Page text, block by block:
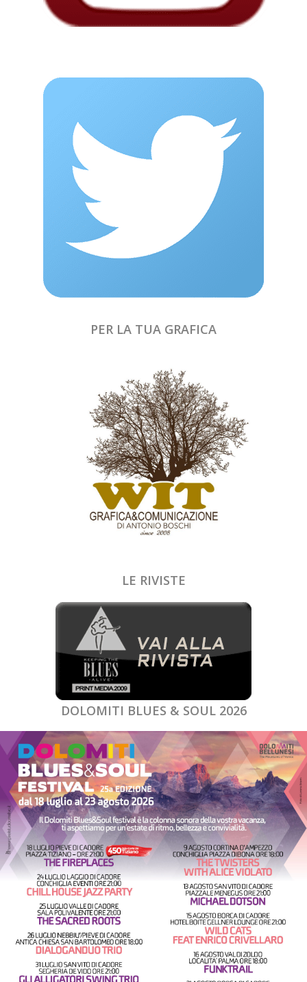
PER LA TUA GRAFICA
LE RIVISTE
DOLOMITI BLUES & SOUL 2026